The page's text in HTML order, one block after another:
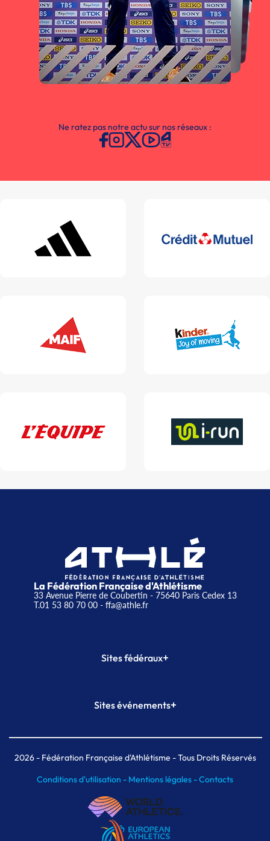
Ne ratez pas notre actu sur nos réseaux :
La Fédération Française d'Athlétisme
33 Avenue Pierre de Coubertin - 75640 Paris Cedex 13
T.01 53 80 70 00- ffa@athle.fr
Sites fédéraux+
Plateforme Formation
Sites événements+
Meeting de Paris indoor
MAIF Ekiden de Paris
2026- Fédération Française d'Athlétisme - Tous Droits Réservés
Conditions d'utilisation - Mentions légales -Contacts